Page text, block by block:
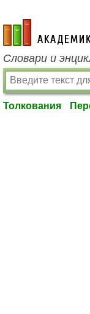
academic.ru
Словари и
Толкования